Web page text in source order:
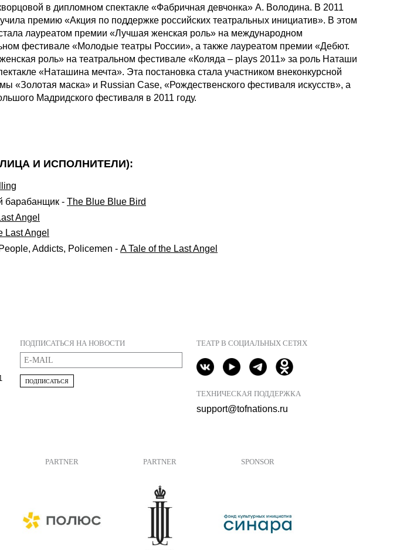
в дипломном спектакле «Фабричная девчонка» А. Володина. В 2011
премию «Акция по поддержке российских театральных инициатив». В этом
лауреатом премии «Лучшая женская роль» на международном
фестивале «Молодые театры России», а также лауреатом премии «Дебют.
роль» на театральном фестивале «Коляда – plays 2011» за роль Наташи
«Наташина мечта». Эта постановка стала участником внеконкурсной
«Золотая маска» и Russian Case, «Рождественского фестиваля искусств», а
Мадридского фестиваля в 2011 году.
И ИСПОЛНИТЕЛИ):
барабанщик - The Blue Blue Bird
Angel
Last Angel
Addicts, Policemen - A Tale of the Last Angel
ПОДПИСАТЬСЯ НА НОВОСТИ
ПОДПИСАТЬСЯ
ТЕАТР В СОЦИАЛЬНЫХ СЕТЯХ
ТЕХНИЧЕСКАЯ ПОДДЕРЖКА
support@tofnations.ru
PARTNER PARTNER SPONSOR